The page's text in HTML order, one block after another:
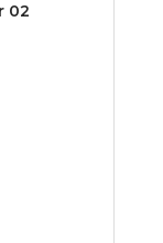
02